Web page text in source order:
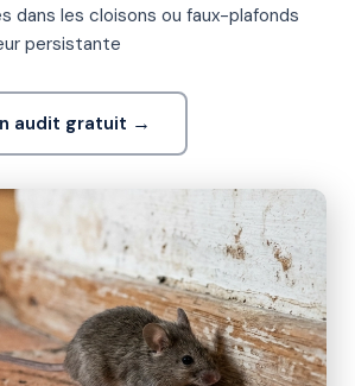
dans les cloisons ou faux-plafonds
persistante
audit gratuit →